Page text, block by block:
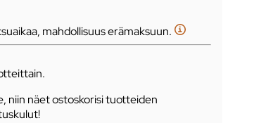
mahdollisuus erämaksuun.
niin näet ostoskorisi tuotteiden